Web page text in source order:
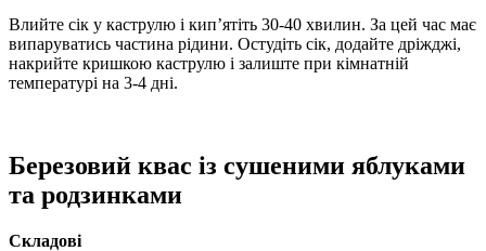
Влийте сік у каструлю і кип’ятіть 30-40 хвилин. За цей час має
випаруватись частина рідини. Остудіть сік, додайте дріжджі,
накрийте кришкою каструлю і залиште при кімнатній
температурі на 3-4 дні.
Березовий квас із сушеними яблуками
та родзинками
Складові